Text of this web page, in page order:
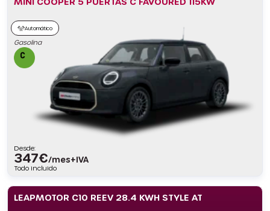
Automático
Gasolina
Desde:
347€/mes+IVA
Todo incluido
LEAPMOTOR C10 REEV 28.4 KWH STYLE AT